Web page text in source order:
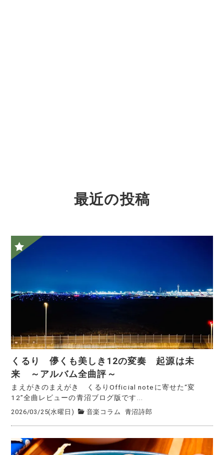
最近の投稿
くるり 儚くも美しき12の変奏 起源は未
来 ～アルバム全曲評～
まえがきのまえがき くるりOfficial noteに寄せた“変
12”全曲レビューの青沼ブログ版です...
2026/03/25(水曜日) 音楽コラム 青沼詩郎